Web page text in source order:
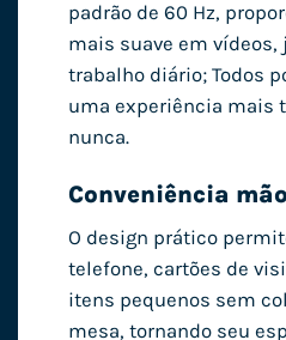
padrão de 60 Hz,
mais suave em vídeos,
trabalho diário; Todos
uma experiência mais
nunca.
Conveniência
O design prático
telefone, cartões de
itens pequenos sem
mesa, tornando seu